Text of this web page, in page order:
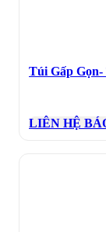
Túi Gấp Gọn-
LIÊN HỆ